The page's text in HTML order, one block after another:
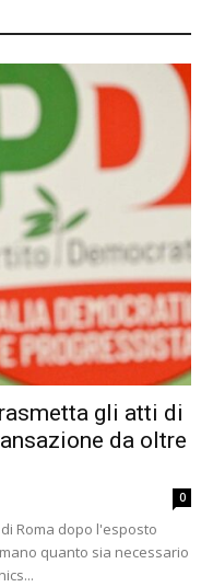
gli atti di
da oltre
0
Roma dopo l'esposto
quanto sia necessario